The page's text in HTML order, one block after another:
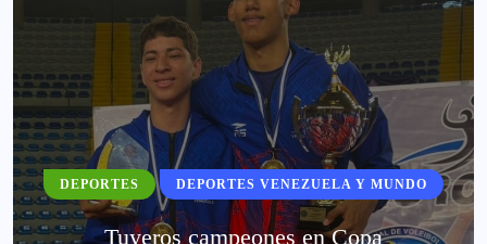
DEPORTES DEPORTES VENEZUELA Y MUNDO
Tuyeros campeones en Copa